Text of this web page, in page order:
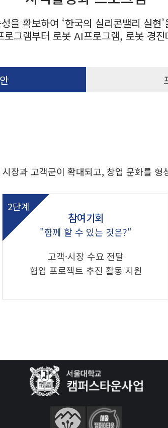
을 확보하여 ‘한국의 실리콘밸리 실현
로그램부터 로봇 AI프로그램, 로봇 경
장과 고객군이 확대되고, 창업 문화를
2단계
참여기회
"함께 할 수 있는 것은?"
고객·시장 수요 전달
협업 프로젝트 추진 활동 지원